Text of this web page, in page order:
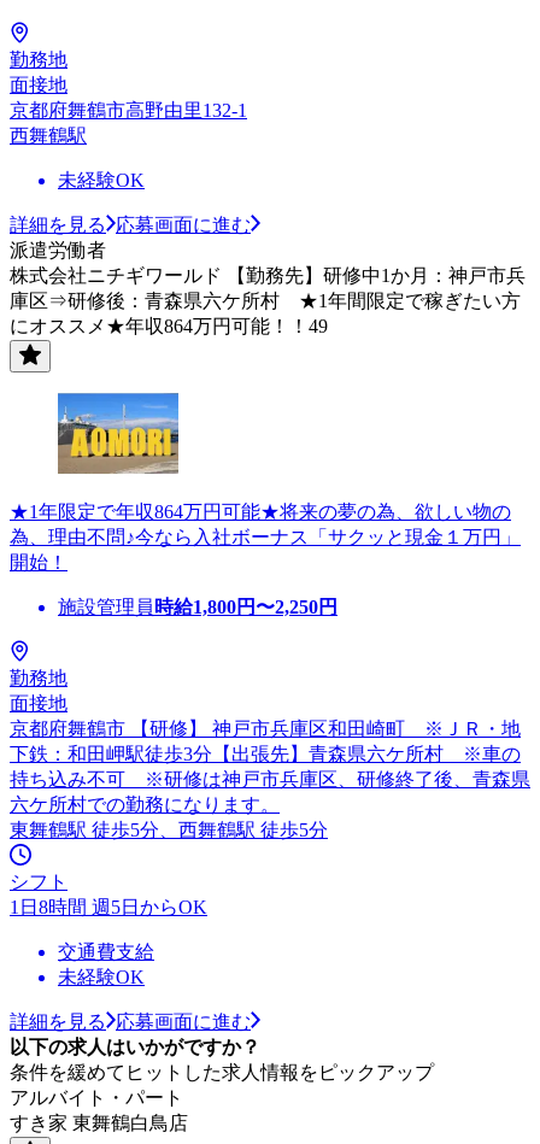
勤務地
面接地
京都府舞鶴市高野由里132-1
西舞鶴駅
未経験OK
詳細を見る
応募画面に進む
派遣労働者
株式会社ニチギワールド 【勤務先】研修中1か月：神戸市兵
庫区⇒研修後：青森県六ケ所村 ★1年間限定で稼ぎたい方
にオススメ★年収864万円可能！！49
★1年限定で年収864万円可能★将来の夢の為、欲しい物の
為、理由不問♪今なら入社ボーナス「サクッと現金１万円」
開始！
施設管理員 時給1,800円〜2,250円
勤務地
面接地
京都府舞鶴市 【研修】 神戸市兵庫区和田崎町 ※ＪＲ・地
下鉄：和田岬駅徒歩3分【出張先】青森県六ケ所村 ※車の
持ち込み不可 ※研修は神戸市兵庫区、研修終了後、青森県
六ケ所村での勤務になります。
東舞鶴駅 徒歩5分、西舞鶴駅 徒歩5分
シフト
1日8時間 週5日からOK
交通費支給
未経験OK
詳細を見る
応募画面に進む
以下の求人はいかがですか？
条件を緩めてヒットした求人情報をピックアップ
アルバイト・パート
すき家 東舞鶴白鳥店